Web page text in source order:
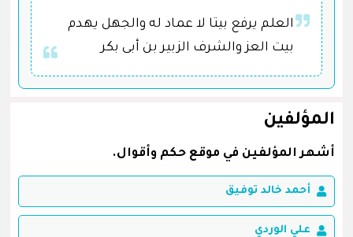
العلم يرفع بيتا لا عماد له والجهل يهدم
بيت العز والشرف الزبير بن أبى بكر
المؤلفين
أشهر المؤلفين في موقع حكم وأقوال.
أحمد خالد توفيق
علي الوردي